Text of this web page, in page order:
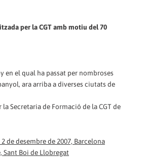
per la CGT amb motiu del 70
en el qual ha passat per nombroses
ara arriba a diverses ciutats de
Secretaria de Formació de la CGT de
de desembre de 2007, Barcelona
Sant Boi de Llobregat